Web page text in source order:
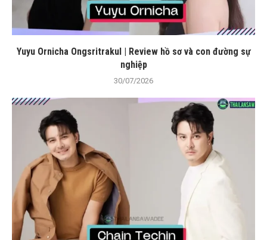
Yuyu Ornicha Ongsritrakul | Review hồ sơ và con đường sự
nghiệp
30/07/2026